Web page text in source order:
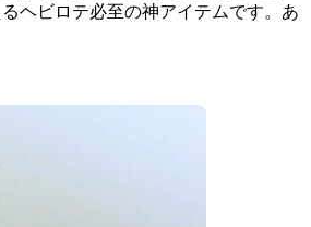
ヘビロテ必至の神アイテムです。あ